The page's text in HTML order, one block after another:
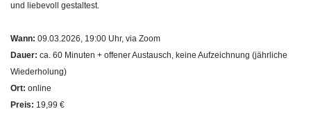
und liebevoll gestaltest.
Wann: 09.03.2026, 19:00 Uhr, via Zoom
Dauer: ca. 60 Minuten + offener Austausch, keine Aufzeichnung (jährliche
Wiederholung)
Ort: online
Preis: 19,99 €